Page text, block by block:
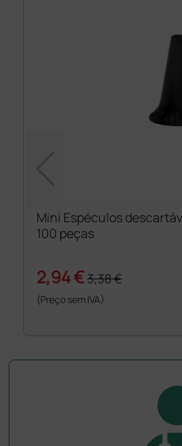
Mini Espéculos
100 peças
2,94 €3,38 €
(Preço sem IVA)